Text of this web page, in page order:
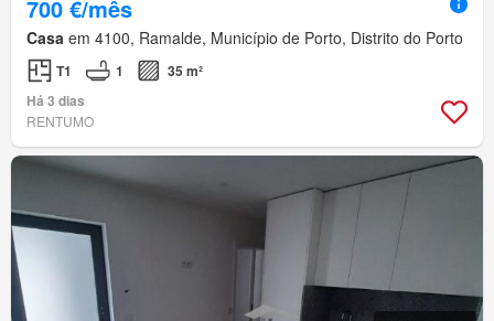
700 €/mês
Casa em 4100, Ramalde, Município de Porto, Distrito do Porto
T1 1
35 m²
Há 3 dias
RENTUMO